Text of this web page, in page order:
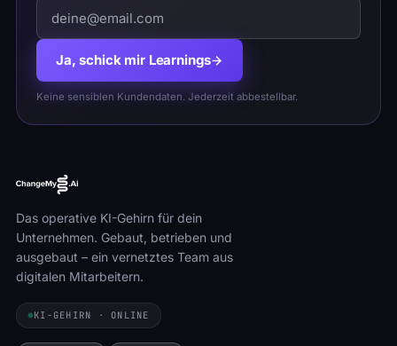
Ja, schick mir Learnings
Keine sensiblen Kundendaten. Jederzeit abbestellbar.
Das operative KI-Gehirn für dein
Unternehmen. Gebaut, betrieben und
ausgebaut – ein vernetztes Team aus
digitalen Mitarbeitern.
KI-GEHIRN · ONLINE